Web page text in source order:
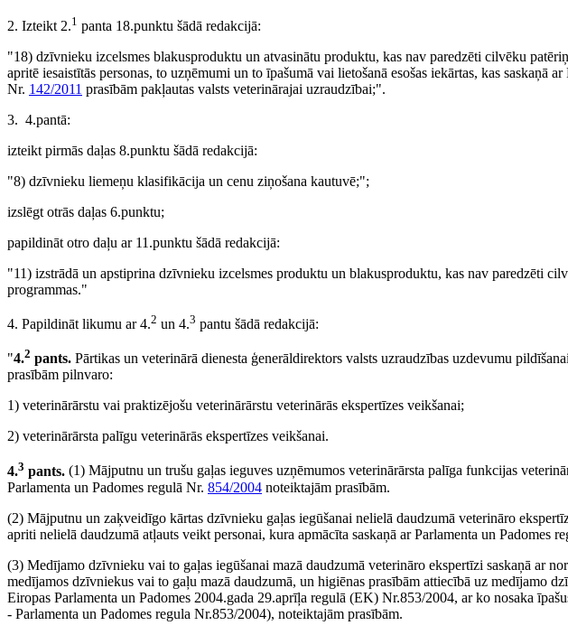
2. Izteikt 2.1 panta 18.punktu šādā redakcijā:
"18) dzīvnieku izcelsmes blakusproduktu un atvasinātu produktu, kas nav paredzēti cilvēku
apritē iesaistītās personas, to uzņēmumi un to īpašumā vai lietošanā esošas iekārtas, kas saskaņā
Nr. 142/2011 prasībām pakļautas valsts veterinārajai uzraudzībai;".
3. 4.pantā:
izteikt pirmās daļas 8.punktu šādā redakcijā:
"8) dzīvnieku liemeņu klasifikācija un cenu ziņošana kautuvē;";
izslēgt otrās daļas 6.punktu;
papildināt otro daļu ar 11.punktu šādā redakcijā:
"11) izstrādā un apstiprina dzīvnieku izcelsmes produktu un blakusproduktu, kas nav paredzēti
programmas."
4. Papildināt likumu ar 4.2 un 4.3 pantu šādā redakcijā:
"4.2 pants. Pārtikas un veterinārā dienesta ģenerāldirektors valsts uzraudzības uzdevumu
prasībām pilnvaro:
1) veterinārārstu vai praktizējošu veterinārārstu veterinārās ekspertīzes veikšanai;
2) veterinārārsta palīgu veterinārās ekspertīzes veikšanai.
4.3 pants. (1) Mājputnu un trušu gaļas ieguves uzņēmumos veterinārārsta palīga funkcijas
Parlamenta un Padomes regulā Nr. 854/2004 noteiktajām prasībām.
(2) Mājputnu un zaķveidīgo kārtas dzīvnieku gaļas iegūšanai nelielā daudzumā veterināro
apriti nelielā daudzumā atļauts veikt personai, kura apmācīta saskaņā ar Parlamenta un Padomes
(3) Medījamo dzīvnieku vai to gaļas iegūšanai mazā daudzumā veterināro ekspertīzi saskaņā ar
medījamos dzīvniekus vai to gaļu mazā daudzumā, un higiēnas prasībām attiecībā uz medījamo
Eiropas Parlamenta un Padomes 2004.gada 29.aprīļa regulā (EK) Nr.853/2004, ar ko nosaka
- Parlamenta un Padomes regula Nr.853/2004), noteiktajām prasībām.